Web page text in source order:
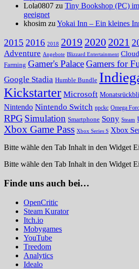
Lola0807 zu Tiny Bookshop (PC)
geeignet
khosim zuYokai Inn – Ein kleines
2015 2016 2018 2019 2020 2021
Adventure Angebote Blizzard Entertainment
Farming Gamer's PalaceGamers for
Google Stadia Humble Bundle
Kickstarter Microsoft
Nintendo Nintendo Switch npckc Omega
RPG Simulation Smartphone Sony Steam
Xbox Game Pass Xbox Series S Xbox
Bitte wähle den Tab Inhalt in den Widget
Bitte wähle den Tab Inhalt in den Widget
Finde uns auch bei…
OpenCritic
Steam Kurator
Itch.io
Mobygames
YouTube
Treedom
Analytics
Idealo